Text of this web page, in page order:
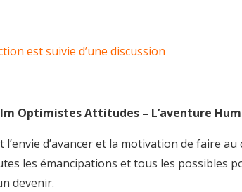
est suivie d’une discussion
Optimistes Attitudes – L’aventure
l’envie d’avancer et la motivation de faire
les émancipations et tous les possibles
devenir.